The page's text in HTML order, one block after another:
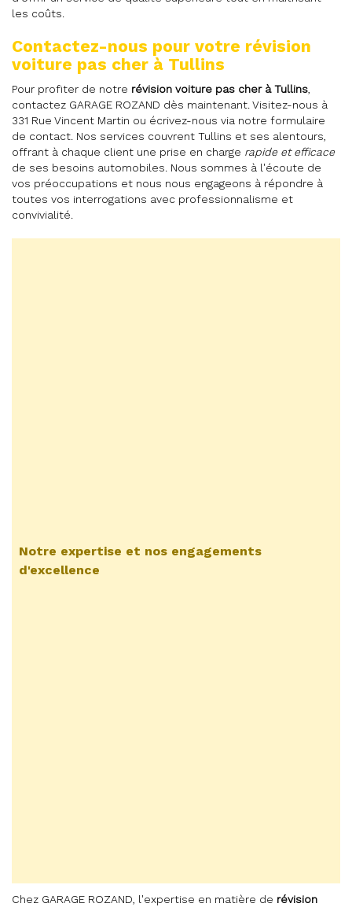
les coûts.
Contactez-nous pour votre révision
voiture pas cher à Tullins
Pour profiter de notre révision voiture pas cher à Tullins
contactez GARAGE ROZAND dès maintenant. Visitez-nous à
331 Rue Vincent Martin ou écrivez-nous via notre formulaire
de contact. Nos services couvrent Tullins et ses alentours,
offrant à chaque client une prise en charge rapide et efficace
de ses besoins automobiles. Nous sommes à l'écoute de
vos préoccupations et nous nous engageons à répondre à
toutes vos interrogations avec professionnalisme et
convivialité.
Notre expertise et nos engagements
d'excellence
Chez GARAGE ROZAND, l'expertise en matière de révision